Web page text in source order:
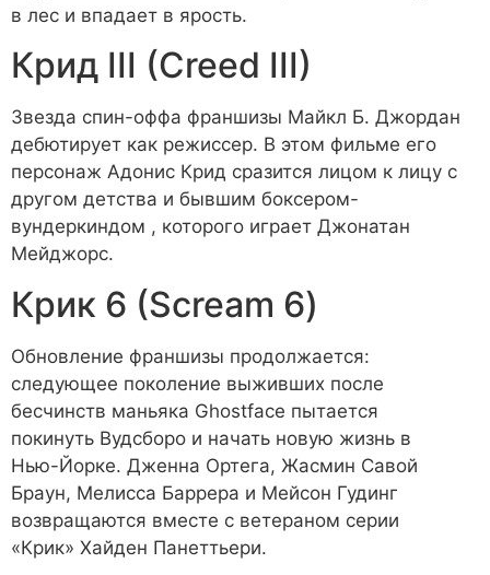
в лес и впадает в ярость.
Крид III (Creed III)
Звезда спин-оффа франшизы Майкл Б. Джордан
дебютирует как режиссер. В этом фильме его
персонаж Адонис Крид сразится лицом к лицу с
другом детства и бывшим боксером-
вундеркиндом , которого играет Джонатан
Мейджорс.
Крик 6 (Scream 6)
Обновление франшизы продолжается:
следующее поколение выживших после
бесчинств маньяка Ghostface пытается
покинуть Вудсборо и начать новую жизнь в
Нью-Йорке. Дженна Ортега, Жасмин Савой
Браун, Мелисса Баррера и Мейсон Гудинг
возвращаются вместе с ветераном серии
«Крик» Хайден Панеттьери.